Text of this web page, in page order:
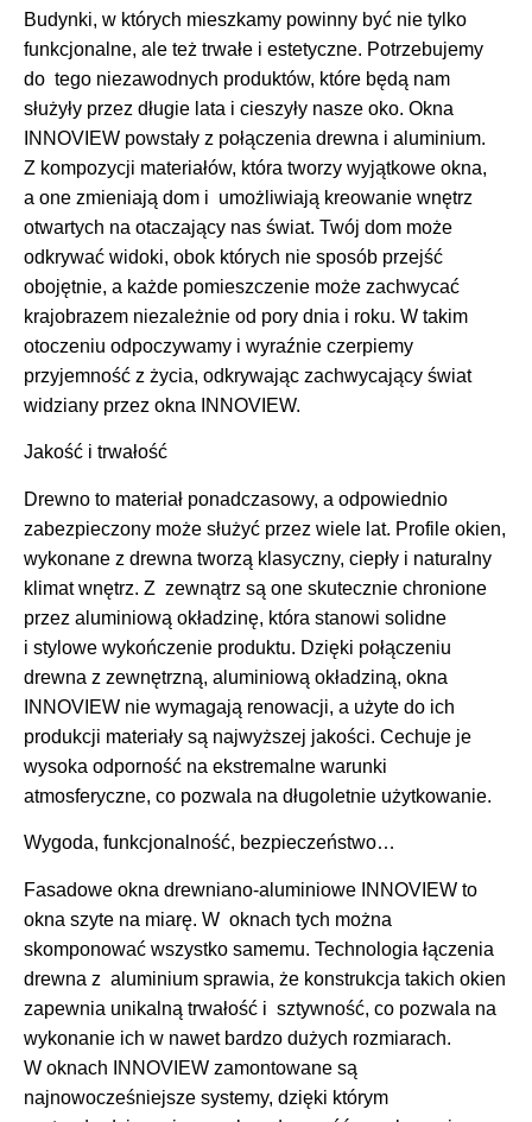
Budynki, w których mieszkamy powinny być nie tylko
funkcjonalne, ale też trwałe i estetyczne. Potrzebujemy
do tego niezawodnych produktów, które będą nam
służyły przez długie lata i cieszyły nasze oko. Okna
INNOVIEW powstały z połączenia drewna i aluminium.
Z kompozycji materiałów, która tworzy wyjątkowe okna,
a one zmieniają dom i umożliwiają kreowanie wnętrz
otwartych na otaczający nas świat. Twój dom może
odkrywać widoki, obok których nie sposób przejść
obojętnie, a każde pomieszczenie może zachwycać
krajobrazem niezależnie od pory dnia i roku. W takim
otoczeniu odpoczywamy i wyraźnie czerpiemy
przyjemność z życia, odkrywając zachwycający świat
widziany przez okna INNOVIEW.
Jakość i trwałość
Drewno to materiał ponadczasowy, a odpowiednio
zabezpieczony może służyć przez wiele lat. Profile okien,
wykonane z drewna tworzą klasyczny, ciepły i naturalny
klimat wnętrz. Z zewnątrz są one skutecznie chronione
przez aluminiową okładzinę, która stanowi solidne
i stylowe wykończenie produktu. Dzięki połączeniu
drewna z zewnętrzną, aluminiową okładziną, okna
INNOVIEW nie wymagają renowacji, a użyte do ich
produkcji materiały są najwyższej jakości. Cechuje je
wysoka odporność na ekstremalne warunki
atmosferyczne, co pozwala na długoletnie użytkowanie.
Wygoda, funkcjonalność, bezpieczeństwo…
Fasadowe okna drewniano-aluminiowe INNOVIEW to
okna szyte na miarę. W oknach tych można
skomponować wszystko samemu. Technologia łączenia
drewna z aluminium sprawia, że konstrukcja takich okien
zapewnia unikalną trwałość i sztywność, co pozwala na
wykonanie ich w nawet bardzo dużych rozmiarach.
W oknach INNOVIEW zamontowane są
najnowocześniejsze systemy, dzięki którym